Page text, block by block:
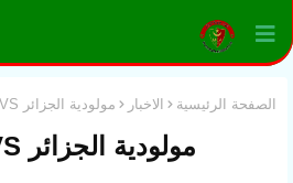
الصفحة الرئيسية الاخبار مولودية الجزائر VS الاتحاد السوفي
مولودية الجزائر VS الاتحاد السوفي